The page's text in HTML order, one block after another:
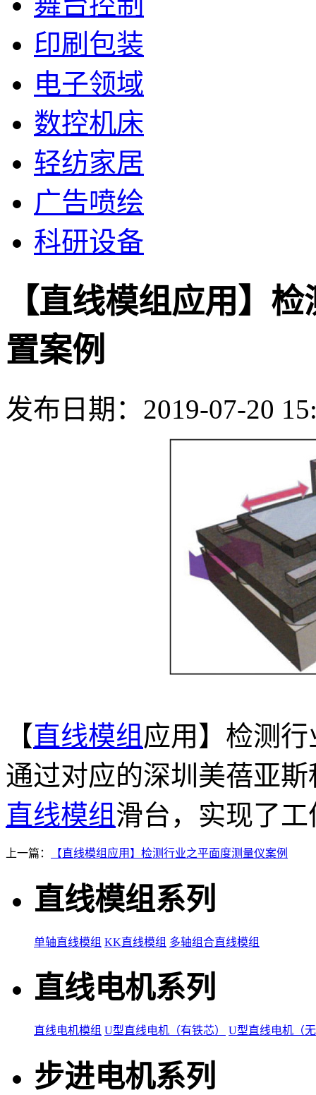
印刷包装
电子领域
数控机床
轻纺家居
广告喷绘
科研设备
【直线模组应用】
置案例
发布日期：2019-07-20
【直线模组 应用】检测
通过对应的深圳美蓓亚
直线模组 滑台，实现了
上一篇： 【直线模组应用】检测行业之平面度测量仪案例
直线模组系列
单轴直线模组 KK直线模组 多轴组合直线模组
直线电机系列
直线电机模组 U型直线电机（有铁芯） U型直线电机（
步进电机系列